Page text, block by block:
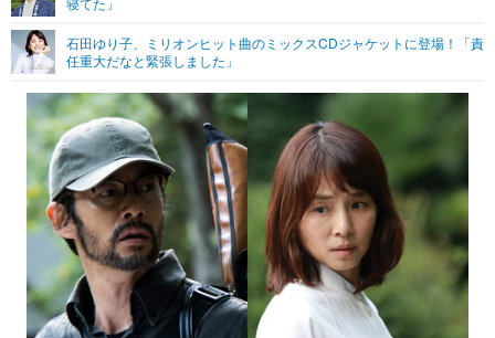
グラビア
ショッピング その他
その他
石田ゆり子、ミリオンヒット曲のミックスCDジャケットに登場！「責
任重大だなと緊張しました」